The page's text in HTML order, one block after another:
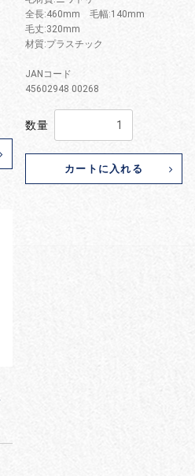
全長:460mm 毛幅:140mm
毛丈:320mm
材質:プラスチック
JANコード
45602948 00268
数量
カートに入れる